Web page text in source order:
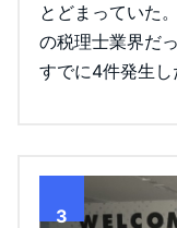
とどまっていた
の税理士業界だ
すでに4件発生し
3